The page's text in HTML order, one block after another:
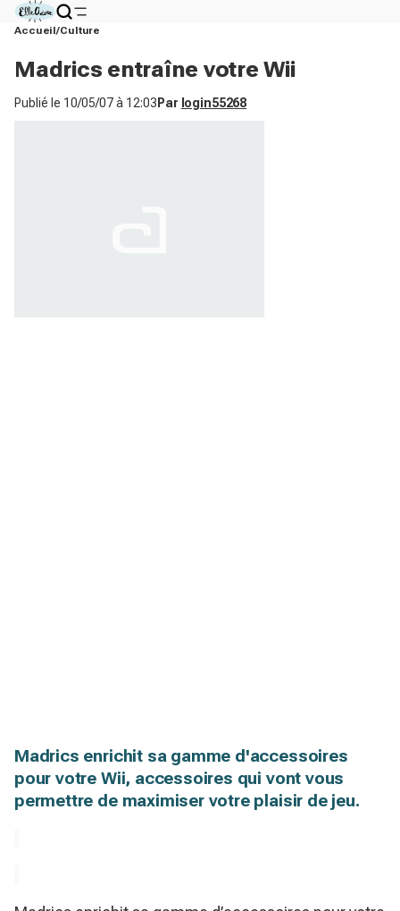
Accueil Culture
Madrics entraîne votre Wii
Publié le 10/05/07 à 12:03 Par login55268
Madrics enrichit sa gamme d'accessoires
pour votre Wii, accessoires qui vont vous
permettre de maximiser votre plaisir de jeu.